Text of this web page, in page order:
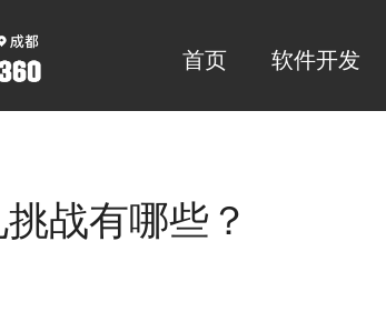
首页 软件开发
战有哪些？